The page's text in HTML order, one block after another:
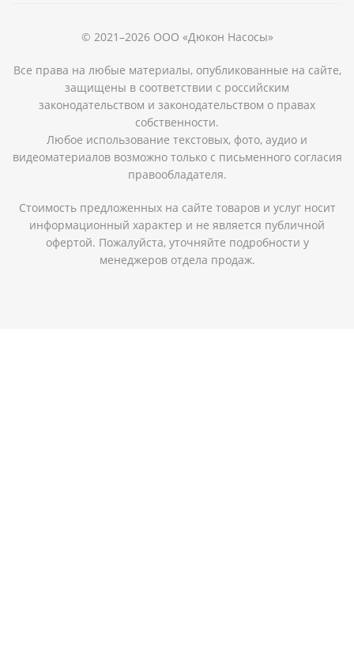
© 2021–2026 ООО «Дюкон Насосы»
Все права на любые материалы, опубликованные на сайте,
защищены в соответствии с российским
законодательством и законодательством о правах
собственности.
Любое использование текстовых, фото, аудио и
видеоматериалов возможно только с письменного согласия
правообладателя.
Стоимость предложенных на сайте товаров и услуг носит
информационный характер и не является публичной
офертой. Пожалуйста, уточняйте подробности у
менеджеров отдела продаж.